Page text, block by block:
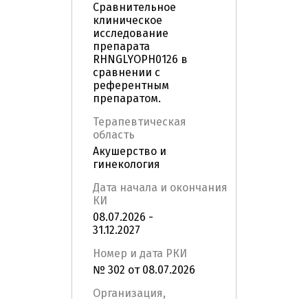
Сравнительное
клиническое
исследование
препарата
RHNGLYOPH0126 в
сравнении с
референтным
препаратом.
Терапевтическая
область
Акушерство и
гинекология
Дата начала и окончания
КИ
08.07.2026 -
31.12.2027
Номер и дата РКИ
№ 302 от 08.07.2026
Организация,